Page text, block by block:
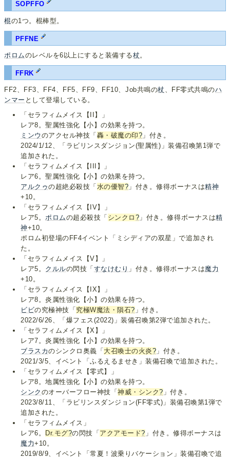
SOPFFO
棍の1つ。棍棒型。
PFFNE
ポロムのレベルを6以上にすると装備する杖。
FFRK
FF2、FF3、FF4、FF5、FF9、FF10、Job共鳴の杖、FF零式共鳴のハ
ンマー として登場している。
「セラフィムメイス【II】」
レア8。聖属性強化【小】の効果を持つ。
ミンウ のアクセル神技「 轟・破魔の印? 」付き。
2024/1/12、「ラビリンスダンジョン(聖属性)」装備召喚第1弾で
追加された。
「セラフィムメイス【III】」
レア6。聖属性強化【小】の効果を持つ。
アルクゥの超絶必殺技「 水の優智? 」付き。修得ボーナスは精神
+10。
「セラフィムメイス【IV】」
レア5。ポロムの超必殺技「 シンクロ ? 」付き。修得ボーナスは精
神+10。
ポロム初登場のFF4イベント「ミシディアの双星」で追加され
た。
「セラフィムメイス【V】」
レア5。 クルルの閃技「 すなけむり 」付き。修得ボーナスは魔力
+10。
「セラフィムメイス【IX】」
レア8。炎属性強化【小】の効果を持つ。
ビビの究極神技「 究極W魔法・隕石? 」付き。
2022/6/26、「爆フェス(2022)」装備召喚第2弾で追加された。
「セラフィムメイス【X】」
レア7。炎属性強化【小】の効果を持つ。
ブラスカのシンクロ奥義「 大召喚士の火炎? 」付き。
2021/3/5、イベント「ふるえるませき」装備召喚で追加された。
「セラフィムメイス【零式】」
レア8。地属性強化【小】の効果を持つ。
シンク のオーバーフロー神技「神威・シンク? 」付き。
2023/8/11、「ラビリンスダンジョン(FF零式)」装備召喚第1弾で
追加された。
「セラフィムメイス」
レア6。
Dr.モグ?の閃技「 アクアモード? 」付き。修得ボーナスは
魔力+10。
2019/8/9、イベント「常夏！波乗りバケーション」装備召喚で追